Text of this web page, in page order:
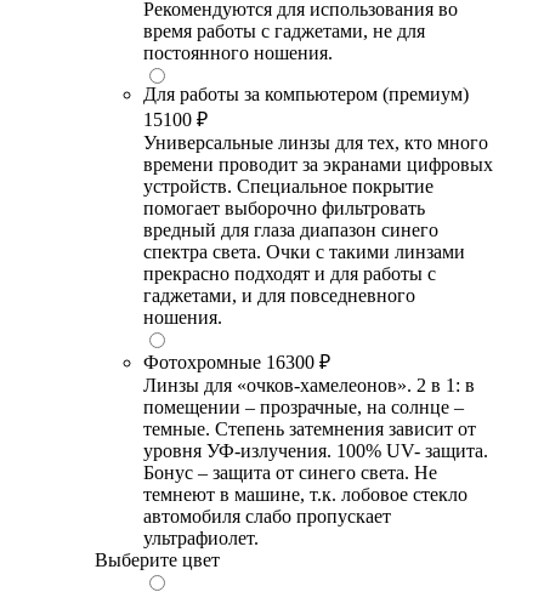
Рекомендуются для использования во
время работы с гаджетами, не для
постоянного ношения.
Для работы за компьютером (премиум)
15100 ₽
Универсальные линзы для тех, кто много
времени проводит за экранами цифровых
устройств. Специальное покрытие
помогает выборочно фильтровать
вредный для глаза диапазон синего
спектра света. Очки с такими линзами
прекрасно подходят и для работы с
гаджетами, и для повседневного
ношения.
Фотохромные 16300 ₽
Линзы для «очков-хамелеонов». 2 в 1: в
помещении – прозрачные, на солнце –
темные. Степень затемнения зависит от
уровня УФ-излучения. 100% UV- защита.
Бонус – защита от синего света. Не
темнеют в машине, т.к. лобовое стекло
автомобиля слабо пропускает
ультрафиолет.
Выберите цвет